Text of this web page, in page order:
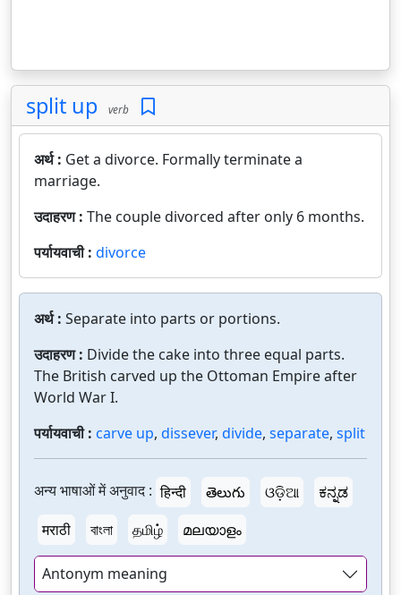
split up verb
अर्थ : Get a divorce. Formally terminate a
marriage.
उदाहरण : The couple divorced after only 6 months.
पर्यायवाची : divorce
अर्थ : Separate into parts or portions.
उदाहरण : Divide the cake into three equal parts.
The British carved up the Ottoman Empire after
World War I.
पर्यायवाची : carve up, dissever, divide, separate, split
अन्य भाषाओं में अनुवाद : हिन्दी తెలుగు ଓଡ଼ିଆ
ಕನ್ನಡ
मराठी
বাংলা தமிழ் മലയാളം
Antonym meaning